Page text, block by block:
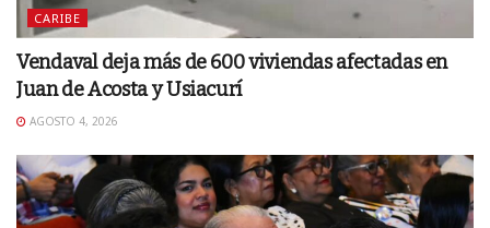
CARIBE
Vendaval deja más de 600 viviendas afectadas en
Juan de Acosta y Usiacurí
AGOSTO 4, 2026